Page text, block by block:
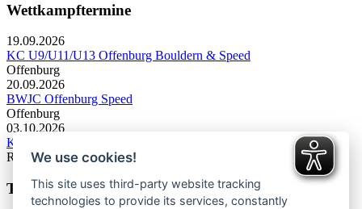
Wettkampftermine
19.09.2026
KC U9/U11/U13 Offenburg Bouldern & Speed
Offenburg
20.09.2026
BWJC Offenburg Speed
Offenburg
03.10.2026
KC U13 Rottweil Toprope & Speed
Rottweil
Termine Bergsport & Naturschutz
We use cookies!
This site uses third-party website tracking
technologies to provide its services, constantly